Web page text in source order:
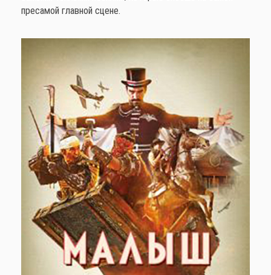
пресамой главной сцене.